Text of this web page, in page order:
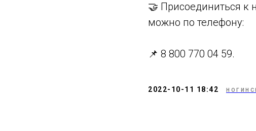
🤝 Присоединиться к
можно по телефону:
📌 8 800 770 04 59.
2022-10-11 18:42